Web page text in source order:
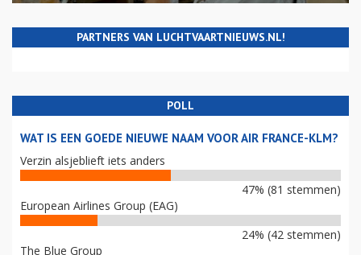
PARTNERS VAN LUCHTVAARTNIEUWS.NL!
POLL
WAT IS EEN GOEDE NIEUWE NAAM VOOR AIR FRANCE-KLM?
Verzin alsjeblieft iets anders
47% (81 stemmen)
European Airlines Group (EAG)
24% (42 stemmen)
The Blue Group